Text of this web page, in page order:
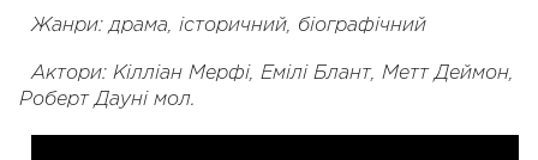
Жанри: драма, історичний, біографічний
Актори: Кілліан Мерфі, Емілі Блант, Метт Деймон,
Роберт Дауні мол.